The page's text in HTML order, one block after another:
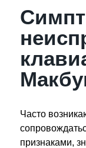
Часто
признаками,